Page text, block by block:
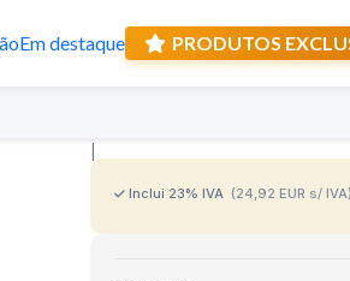
Em destaque PRODUTOS
Recebe
Imagem de
Inclui 23% IVA (24,92 EUR s/ IVA)